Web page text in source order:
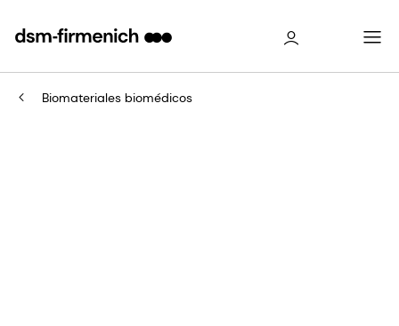
Biomateriales biomédicos